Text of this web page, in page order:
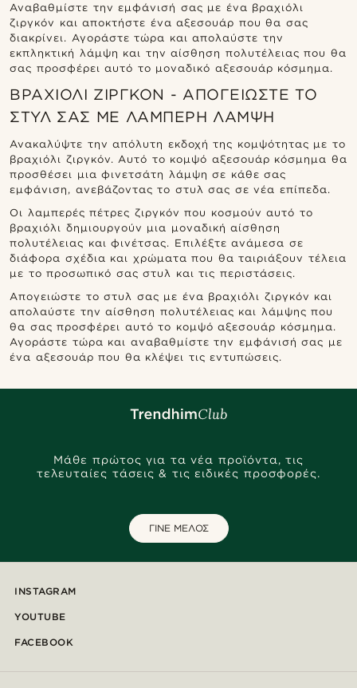
Αναβαθμίστε την εμφάνισή σας με ένα βραχιόλι
ζιργκόν και αποκτήστε ένα αξεσουάρ που θα σας
διακρίνει. Αγοράστε τώρα και απολαύστε την
εκπληκτική λάμψη και την αίσθηση πολυτέλειας που θα
σας προσφέρει αυτό το μοναδικό αξεσουάρ κόσμημα.
ΒΡΑΧΙΌΛΙ ΖΙΡΓΚΌΝ - ΑΠΟΓΕΙΏΣΤΕ ΤΟ
ΣΤΥΛ ΣΑΣ ΜΕ ΛΑΜΠΕΡΉ ΛΆΜΨΗ
Ανακαλύψτε την απόλυτη εκδοχή της κομψότητας με το
βραχιόλι ζιργκόν. Αυτό το κομψό αξεσουάρ κόσμημα θα
προσθέσει μια φινετσάτη λάμψη σε κάθε σας
εμφάνιση, ανεβάζοντας το στυλ σας σε νέα επίπεδα.
Οι λαμπερές πέτρες ζιργκόν που κοσμούν αυτό το
βραχιόλι δημιουργούν μια μοναδική αίσθηση
πολυτέλειας και φινέτσας. Επιλέξτε ανάμεσα σε
διάφορα σχέδια και χρώματα που θα ταιριάξουν τέλεια
με το προσωπικό σας στυλ και τις περιστάσεις.
Απογειώστε το στυλ σας με ένα βραχιόλι ζιργκόν και
απολαύστε την αίσθηση πολυτέλειας και λάμψης που
θα σας προσφέρει αυτό το κομψό αξεσουάρ κόσμημα.
Αγοράστε τώρα και αναβαθμίστε την εμφάνισή σας με
ένα αξεσουάρ που θα κλέψει τις εντυπώσεις.
Μάθε πρώτος για τα νέα προϊόντα, τις
τελευταίες τάσεις & τις ειδικές προσφορές.
ΓΙΝΕ ΜΕΛΟΣ
INSTAGRAM
YOUTUBE
FACEBOOK